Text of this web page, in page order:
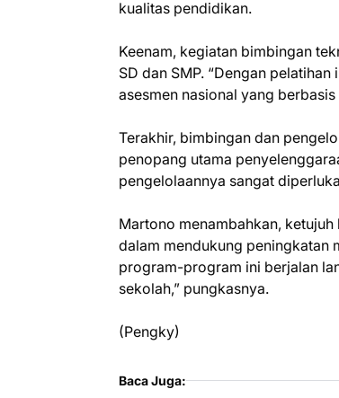
kualitas pendidikan.
Keenam, kegiatan bimbingan
SD dan SMP. “Dengan
asesmen nasional yang
Terakhir, bimbingan dan
penopang utama
pengelolaannya sangat
Martono menambahkan,
dalam mendukung peningkatan
program-program ini berjalan
sekolah,” pungkasnya.
(Pengky)
Baca Juga: